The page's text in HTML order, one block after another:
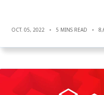
OCT. 05, 2022 5 MINS READ